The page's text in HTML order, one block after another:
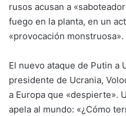
rusos acusan a
fuego en la planta, en un
«provocación monstruosa».
El nuevo ataque de Putin a
presidente de Ucrania,
a Europa que «despierte».
apela al mundo: «¿Cómo